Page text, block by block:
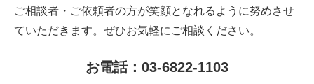
ご相談者・ご依頼者の方が笑顔となれるように努めさせ
ていただきます。 ぜひお気軽にご相談ください。
お電話：03-6822-1103